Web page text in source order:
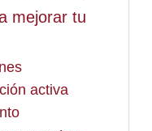
mejorar tu
activa